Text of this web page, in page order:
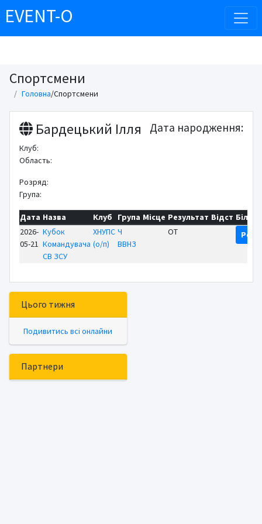
EVENT-O
Спортсмени
Головна/Спортсмени
Бардецький Ілля Дата народження:
Клуб:
Область:
Розряд:
Група:
Дата Назва Клуб Група Місце Результат Відст
2026-
05-21
Кубок
Командувача
СВ ЗСУ
ХНУПС
(о/п)
Ч
ВВНЗ
OT
Цього тижня
Подивитись всі онлайни
Партнери